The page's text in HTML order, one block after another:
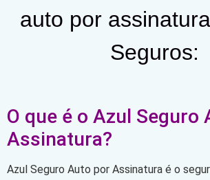
auto por
Seguros:
O que é o Azul Seguro
Assinatura?
Azul Seguro Auto por Assinatura é o